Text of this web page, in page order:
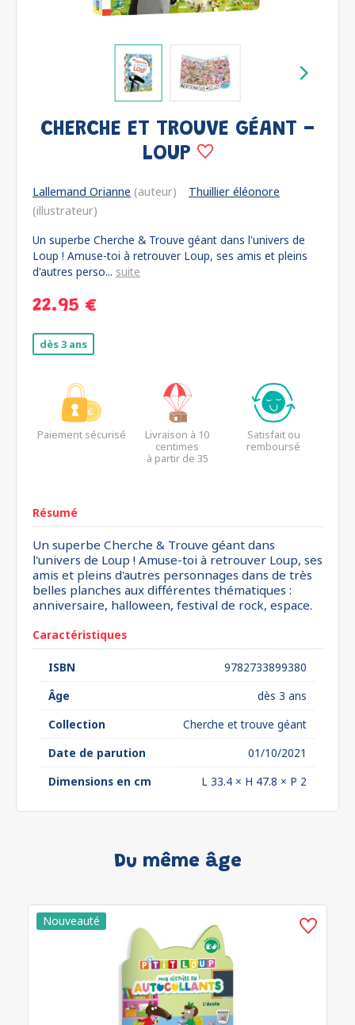
CHERCHE ET TROUVE GÉANT -
LOUP
Lallemand Orianne (auteur)
Thuillier éléonore
(illustrateur)
Un superbe Cherche & Trouve géant dans l'univers de
Loup ! Amuse-toi à retrouver Loup, ses amis et pleins
d'autres perso... suite
22.95 €
dès 3 ans
Paiement sécurisé
Livraison à 10
centimes
à partir de 35
Satisfait ou
remboursé
Résumé
Un superbe Cherche & Trouve géant dans
l'univers de Loup ! Amuse-toi à retrouver Loup, ses
amis et pleins d'autres personnages dans de très
belles planches aux différentes thématiques :
anniversaire, halloween, festival de rock, espace.
Caractéristiques
ISBN
9782733899380
Âge
dès 3 ans
Collection
Cherche et trouve géant
Date de parution
01/10/2021
Dimensions en cm
L 33.4 × H 47.8 × P 2
Du même âge